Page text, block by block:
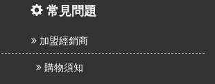
常見問題
加盟經銷商
購物須知